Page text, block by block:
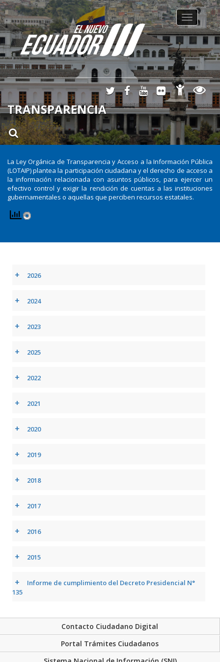
Toggle
navigation
TRANSPARENCIA
La Ley Orgánica de Transparencia y Acceso a la Información Pública
(LOTAIP) plantea la participación ciudadana y el derecho de acceso a
la información relacionada con asuntos públicos, para ejercer un
efectivo control y exigir la rendición de cuentas a las instituciones
gubernamentales o aquellas que perciben recursos estatales.
+ 2026
+ 2024
+ 2023
+ 2025
+ 2022
+ 2021
+ 2020
+ 2019
+ 2018
+ 2017
+ 2016
+ 2015
+
Informe de cumplimiento del Decreto Presidencial N°
135
Contacto Ciudadano Digital
Portal Trámites Ciudadanos